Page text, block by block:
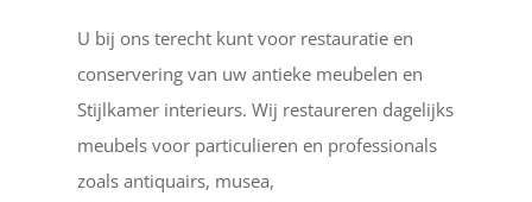
U bij ons terecht kunt voor restauratie en
conservering van uw antieke meubelen en
Stijlkamer interieurs. Wij restaureren dagelijks
meubels voor particulieren en professionals
zoals antiquairs, musea,